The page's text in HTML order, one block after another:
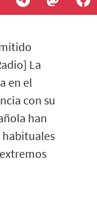
La
en el
con su
han